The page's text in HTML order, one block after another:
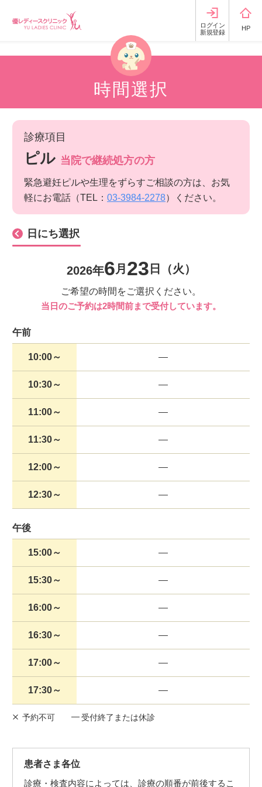
ログイン
新規登録
HP
時間選択
診療項目
ピル 当院で継続処方の方
緊急避妊ピルや生理をずらすご相談の方は、お気
軽にお電話（TEL： 03-3984-2278）ください。
日にち選択
2026年6 月 23 日 （火）
ご希望の時間をご選択ください。
当日のご予約は2時間前まで受付しています。
午前
10:00～
10:30～
11:00～
11:30～
12:00～
12:30～
午後
15:00～
15:30～
16:00～
16:30～
17:00～
17:30～
予約不可 受付終了または休診
患者さま各位
診療・検査内容によっては、診療の順番が前後するこ